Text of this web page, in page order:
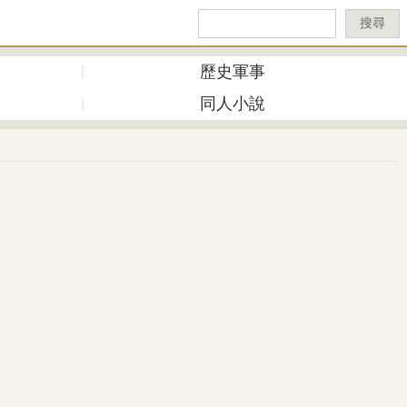
搜尋
歷史軍事
同人小說